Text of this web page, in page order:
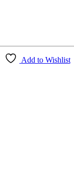
Add to Wishlist